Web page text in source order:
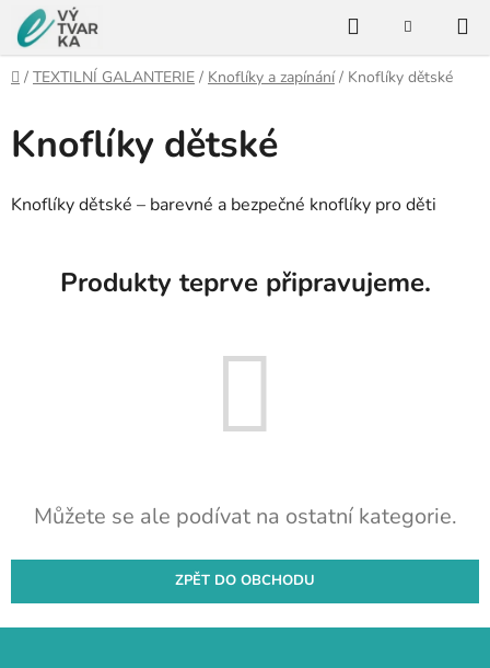
Přejít
na
obsah
HledatNÁKUPNÍ
Domů
/ TEXTILNÍ GALANTERIE / Knoflíky a zapínání / Knoflíky dětské
Knoflíky dětské
Knoflíky dětské – barevné a bezpečné knoflíky pro děti
Produkty teprve připravujeme.
Můžete se ale podívat na ostatní kategorie.
ZPĚT DO OBCHODU